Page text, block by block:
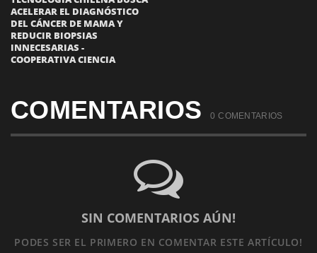
ACELERAR EL DIAGNÓSTICO
DEL CÁNCER DE MAMA Y
REDUCIR BIOPSIAS
INNECESARIAS -
COOPERATIVA CIENCIA
COMENTARIOS 0 COMENTARIOS
SIN COMENTARIOS AÚN!
PODES SER EL PRIMERO EN COMENTAR ESTE ARTÍCULO!